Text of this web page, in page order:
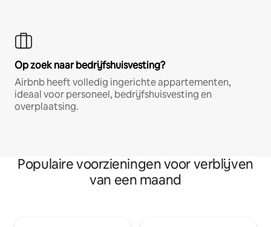
Op zoek naar bedrijfshuisvesting?
Airbnb heeft volledig ingerichte appartementen,
ideaal voor personeel, bedrijfshuisvesting en
overplaatsing.
Populaire voorzieningen voor verblijven
van een maand